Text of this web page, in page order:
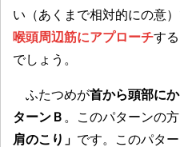
い（あくまで相対的にの意
喉頭周辺筋にアプローチす
でしょう。
ふたつめが首から頭部に
ターンＢ 。このパターンの
肩のこり」 です。このパタ